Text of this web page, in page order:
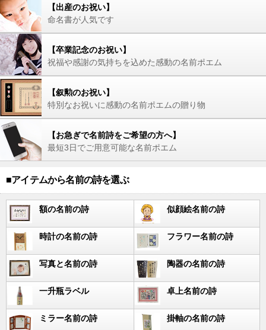
【出産のお祝い】
命名書が人気です
【卒業記念のお祝い】
祝福や感謝の気持ちを込めた感動の名前ポエム
【叙勲のお祝い】
特別なお祝いに感動の名前ポエムの贈り物
【お急ぎで名前詩をご希望の方へ】
最短3日でご用意可能な名前ポエム
■アイテムから名前の詩を選ぶ
額の名前の詩 似顔絵名前の詩
時計の名前の詩 フラワー名前の詩
写真と名前の詩 陶器の名前の詩
一升瓶ラベル 卓上名前の詩
ミラー名前の詩 掛軸の名前の詩